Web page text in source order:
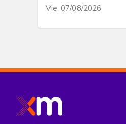
Vie, 07/08/2026